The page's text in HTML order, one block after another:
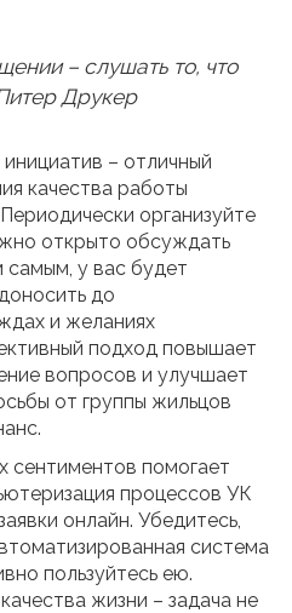
– слушать то, что
Друкер
– отличный
качества работы
организуйте
открыто обсуждать
у вас будет
до
и желаниях
подход повышает
вопросов и улучшает
от группы жильцов
сентиментов помогает
процессов УК
онлайн. Убедитесь,
система
пользуйтесь ею.
жизни – задача не